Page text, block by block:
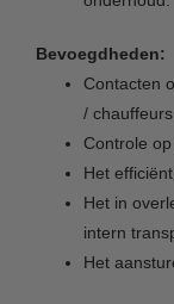
Bevoegdheden:
Contacten
/
Controle
Het
Het in
intern
Het